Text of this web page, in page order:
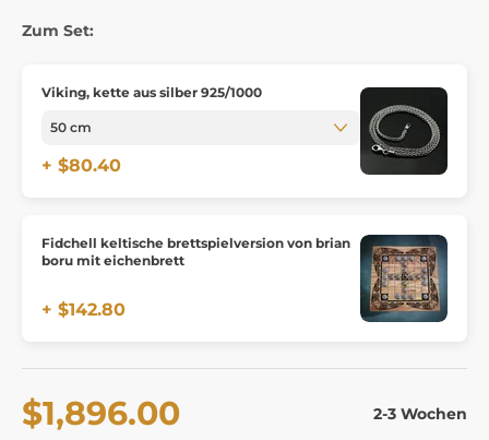
Zum Set:
Viking, kette aus silber 925/1000
+ $80.40
Fidchell keltische brettspielversion von brian
boru mit eichenbrett
+ $142.80
$1,896.00 2-3 Wochen